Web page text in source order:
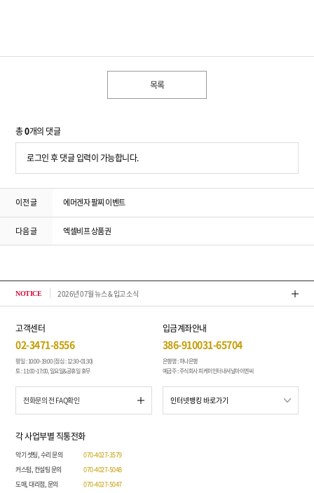
목록
총0개의 댓글
로그인 후 댓글 입력이 가능합니다.
이전 글 에머겐자 팔찌 이벤트
다음 글 엑셀비프 상품권
NOTICE 2026년 07월 뉴스 & 입고 소식 톤퀘
고객센터
02-3471-8556
평일 : 10:00~19:00 (점심 : 12:30~01:30)
토 : 11:00~17:00, 일요일&공휴일 휴무
전화문의 전 FAQ확인
입금계좌안내
386-910031-65704
은행명 : 하나은행
예금주 : 주식회사 피케이인터내셔널아이엔씨
각 사업부별 직통전화
악기 셋팅, 수리 문의
070-4027-3579
커스텀, 컨설팅 문의
070-4027-5048
도매, 대리점, 문의
070-4027-5047